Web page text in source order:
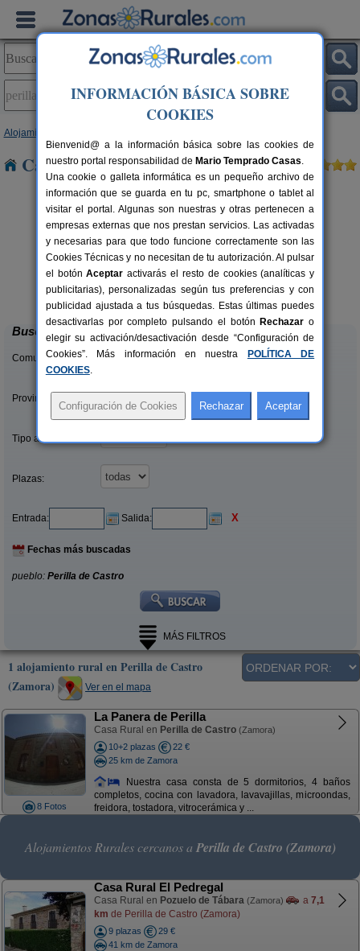
Alojamientos
Casas Rurales en Perilla de Castro
16 pers.
desde38 €
Molino 1914
Montamarta (Zamora)
Buscar
Comunidades:
Provincias/Islas:
Tipo alquiler:
Plazas:
Entrada: Salida: X
Fechas más buscadas
pueblo: Perilla de Castro
MÁS FILTROS
1 alojamiento rural en Perilla de Castro
(Zamora)
Ver en el mapa
8 Fotos
La Panera de Perilla
Casa Rural en Perilla de Castro (Zamora)
10+2 plazas
22 €
25 km de Zamora
Nuestra casa consta de 5 dormitorios, 4 baños
completos, cocina con lavadora, lavavajillas, microondas,
freidora, tostadora, vitrocerámica y ...
Alojamientos Rurales cercanos a Perilla de Castro (Zamora)
Casa Rural El Pedregal
Casa Rural en Pozuelo de Tábara (Zamora) a 7,1
km de Perilla de Castro (Zamora)
9 plazas
29 €
41 km de Zamora
INFORMACIÓN BÁSICA SOBRE
COOKIES
Bienvenid@ a la información básica sobre las cookies de
nuestro portal responsabilidad de Mario Temprado Casas.
Una cookie o galleta informática es un pequeño archivo de
información que se guarda en tu pc, smartphone o tablet al
visitar el portal. Algunas son nuestras y otras pertenecen a
empresas externas que nos prestan servicios. Las activadas
y necesarias para que todo funcione correctamente son las
Cookies Técnicas y no necesitan de tu autorización. Al pulsar
el botónAceptar activarás el resto de cookies (analíticas y
publicitarias), personalizadas según tus preferencias y con
publicidad ajustada a tus búsquedas. Estas últimas puedes
desactivarlas por completo pulsando el botón Rechazar o
elegir su activación/desactivación desde “Configuración de
Cookies”. Más información en nuestra
POLÍTICA DE
COOKIES.